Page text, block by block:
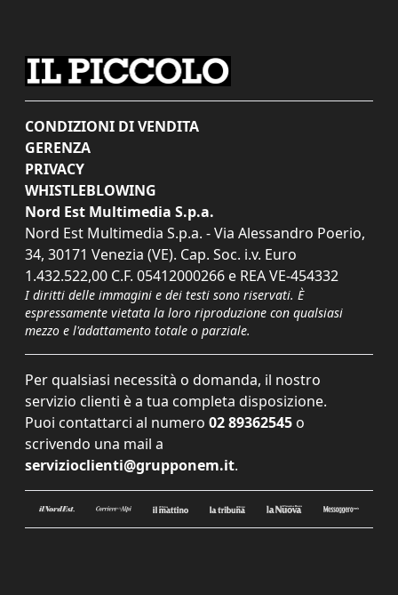
CONDIZIONI DI VENDITA
GERENZA
PRIVACY
WHISTLEBLOWING
Nord Est Multimedia S.p.a.
Nord Est Multimedia S.p.a. - Via Alessandro Poerio,
34, 30171 Venezia (VE). Cap. Soc. i.v. Euro
1.432.522,00 C.F. 05412000266 e REA VE-454332
I diritti delle immagini e dei testi sono riservati. È
espressamente vietata la loro riproduzione con qualsiasi
mezzo e l'adattamento totale o parziale.
Per qualsiasi necessità o domanda, il nostro
servizio clienti è a tua completa disposizione.
Puoi contattarci al numero 02 89362545 o
scrivendo una mail a
servizioclienti@grupponem.it.